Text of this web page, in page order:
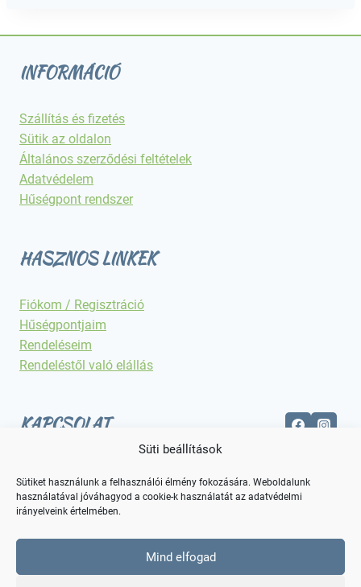
Süti beállítások
Sütiket használunk a felhasználói élmény fokozására. Weboldalunk
használatával jóváhagyod a cookie-k használatát az adatvédelmi
irányelveink értelmében.
Mind elfogad
INFORMÁCIÓ
Szállítás és fizetés
Sütik az oldalon
Általános szerződési feltételek
Adatvédelem
Hűségpont rendszer
HASZNOS LINKEK
Fiókom / Regisztráció
Hűségpontjaim
Rendeléseim
Rendeléstől való elállás
KAPCSOLAT